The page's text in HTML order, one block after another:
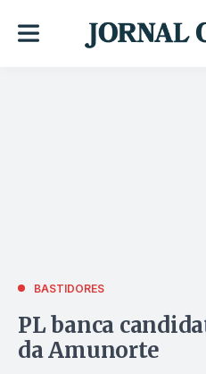
BASTIDORES
PL banca
da Amunorte